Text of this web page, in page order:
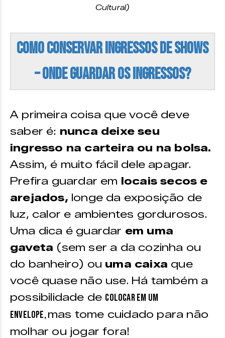
Cultural)
Como conservar ingressos de shows
– Onde guardar os ingressos?
A primeira coisa que você deve
saber é: nunca deixe seu
ingresso na carteira ou na bolsa.
Assim, é muito fácil dele apagar.
Prefira guardar em locais secos e
arejados, longe da exposição de
luz, calor e ambientes gordurosos.
Uma dica é guardar em uma
gaveta (sem ser a da cozinha ou
do banheiro) ou uma caixa que
você quase não use. Há também a
possibilidade de colocar em um
envelope,mas tome cuidado para não
molhar ou jogar fora!